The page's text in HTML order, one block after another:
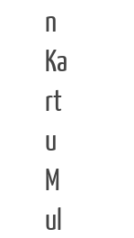
n
Ka
rt
u
M
ul